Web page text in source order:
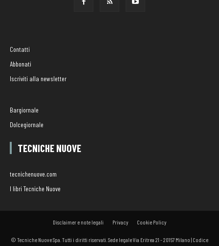
Contatti
Abbonati
Iscriviti alla newsletter
Bargiornale
Dolcegiornale
TECNICHE NUOVE
tecnichenuove.com
I libri Tecniche Nuove
Disclaimer e note legali Privacy Cookie Policy
© Tecniche Nuove Spa. Tutti i diritti riservati. Sede legale Via Eritrea 21 - 20157 Milano | Codice